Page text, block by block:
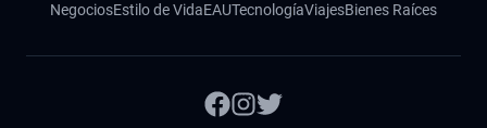
NegociosEstilo de VidaEAUTecnologíaViajesBienes Raíces